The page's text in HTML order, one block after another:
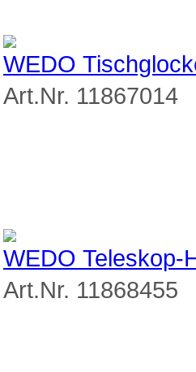
WEDO
Art.Nr. 11867014
WEDO Teleskop-
Art.Nr. 11868455